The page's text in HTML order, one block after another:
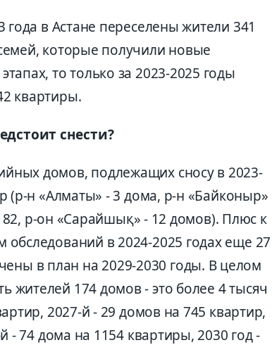
в Астане переселены жители 341
которые получили новые
то только за 2023-2025 годы
квартиры.
снести?
домов, подлежащих сносу в 2023-
(р-н «Алматы» - 3 дома, р-н «Байконыр»
82, р-он «Сарайшық» - 12 домов). Плюс к
обследований в 2024-2025 годах еще 27
в план на 2029-2030 годы. В целом
жителей 174 домов - это более 4 тысяч
2027-й - 29 домов на 745 квартир,
- 74 дома на 1154 квартиры, 2030 год -